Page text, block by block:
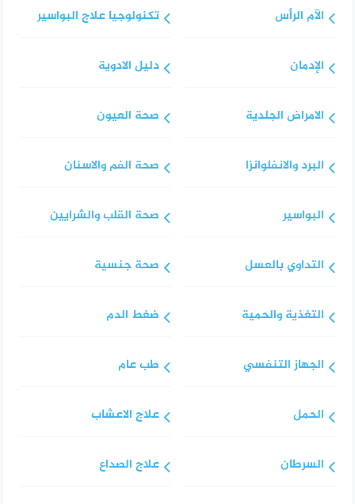
الآم الرأس
الإدمان
الامراض الجلدية
البرد والانفلوانزا
البواسير
التداوي بالعسل
التغذية والحمية
الجهاز التنفسي
الحمل
السرطان
تكنولوجيا علاج البواسير
دليل الادوية
صحة العيون
صحة الفم والاسنان
صحة القلب والشرايين
صحة جنسية
ضغط الدم
طب عام
علاج الاعشاب
علاج الصداع